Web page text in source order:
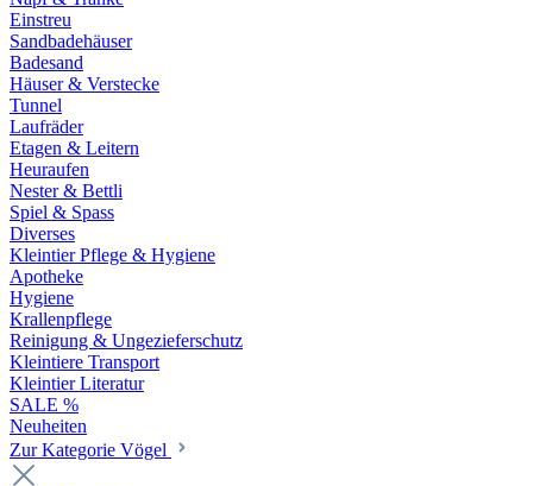
Einstreu
Sandbadehäuser
Badesand
Häuser & Verstecke
Tunnel
Laufräder
Etagen & Leitern
Heuraufen
Nester & Bettli
Spiel & Spass
Diverses
Kleintier Pflege & Hygiene
Apotheke
Hygiene
Krallenpflege
Reinigung & Ungezieferschutz
Kleintiere Transport
Kleintier Literatur
SALE %
Neuheiten
Zur Kategorie Vögel